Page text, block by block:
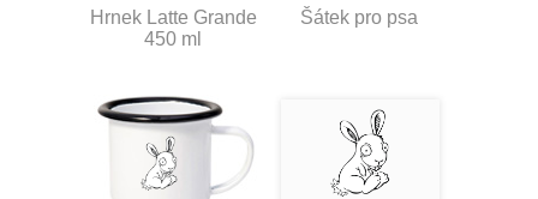
Hrnek Latte Grande
450 ml
Šátek pro psa